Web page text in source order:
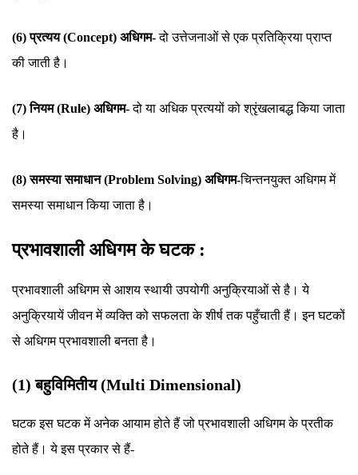
(6) प्रत्यय (Concept) अधिगम-दो उत्तेजनाओं से एक प्रतिक्रिया प्राप्त
की जाती है।
(7) नियम (Rule) अधिगम-दो या अधिक प्रत्ययों को श्रृंखलाबद्ध किया जाता
है।
(8) समस्या समाधान (Problem Solving) अधिगम-चिन्तनयुक्त अधिगम में
समस्या समाधान किया जाता है।
प्रभावशाली अधिगम के घटक :
प्रभावशाली अधिगम से आशय स्थायी उपयोगी अनुक्रियाओं से है। ये
अनुक्रियायें जीवन में व्यक्ति को सफलता के शीर्ष तक पहुँचाती हैं। इन घटकों
से अधिगम प्रभावशाली बनता है।
(1) बहुविमितीय (Multi Dimensional)
घटक इस घटक में अनेक आयाम होते हैं जो प्रभावशाली अधिगम के प्रतीक
होते हैं। ये इस प्रकार से हैं-